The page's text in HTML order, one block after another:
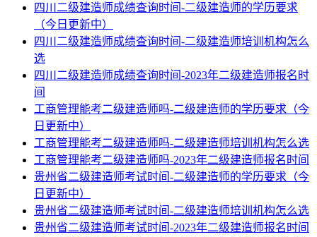
四川二级建造师成绩查询时间-二级建造师的学历要求
（今日更新中）
四川二级建造师成绩查询时间-二级建造师培训机构怎么
选
四川二级建造师成绩查询时间-2023年二级建造师报名时
间
工商管理能考二级建造师吗-二级建造师的学历要求（今
日更新中）
工商管理能考二级建造师吗-二级建造师培训机构怎么选
工商管理能考二级建造师吗-2023年二级建造师报名时间
贵州省二级建造师考试时间-二级建造师的学历要求（今
日更新中）
贵州省二级建造师考试时间-二级建造师培训机构怎么选
贵州省二级建造师考试时间-2023年二级建造师报名时间